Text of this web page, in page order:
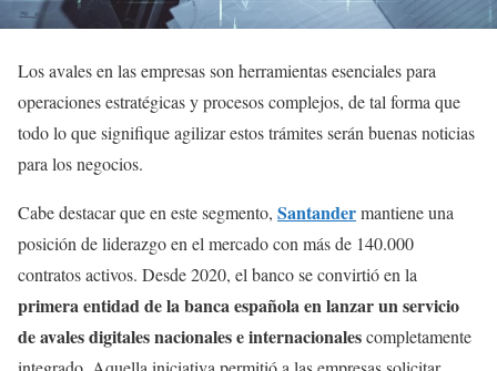
Los avales en las empresas son herramientas esenciales para
operaciones estratégicas y procesos complejos, de tal forma que
todo lo que signifique agilizar estos trámites serán buenas noticias
para los negocios.
Cabe destacar que en este segmento, Santandermantiene una
posición de liderazgo en el mercado con más de 140.000
contratos activos. Desde 2020, el banco se convirtió en la
primera entidad de la banca española en lanzar un servicio
de avales digitales nacionales e internacionalescompletamente